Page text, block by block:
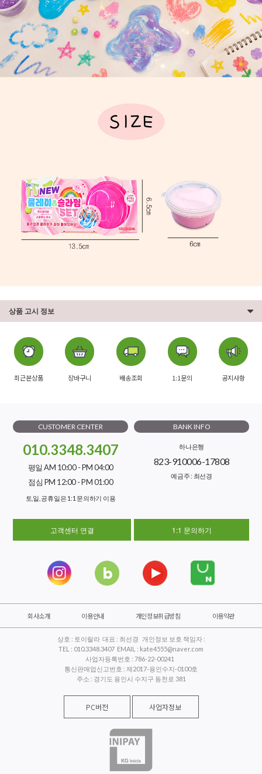
상품 고시 정보
최근본상품 장바구니 배송조회 1:1문의 공지사항
CUSTOMER CENTER
010.3348.3407
평일 AM 10:00 - PM 04:00
점심 PM 12:00 - PM 01:00
토,일, 공휴일은 1:1 문의하기 이용
BANK INFO
하나은행
823-910006-17808
예금주 : 최선경
고객센터 연결 1:1 문의하기
회사소개 이용안내 개인정보취급방침 이용약관
상호 : 토이랄라 대표 : 최선경 개인정보 보호 책임자 :
TEL : 010.3348.3407 EMAIL : kate4555@naver.com
사업자등록번호 : 786-22-00241
통신판매업신고번호 : 제2017-용인수지-0100호
주소 : 경기도 용인시 수지구 동천로 381
PC버전 사업자정보